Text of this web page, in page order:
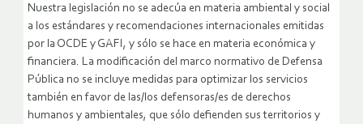
Nuestra legislación no se adecúa en materia ambiental y social
a los estándares y recomendaciones internacionales emitidas
por la OCDE y GAFI, y sólo se hace en materia económica y
financiera. La modificación del marco normativo de Defensa
Pública no se incluye medidas para optimizar los servicios
también en favor de las/los defensoras/es de derechos
humanos y ambientales, que sólo defienden sus territorios y